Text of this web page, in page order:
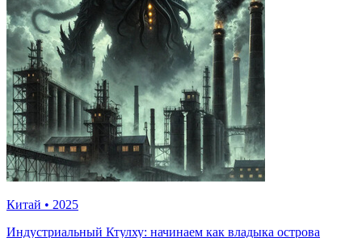
Китай • 2025
Индустриальный Ктулху: начинаем как владыка острова